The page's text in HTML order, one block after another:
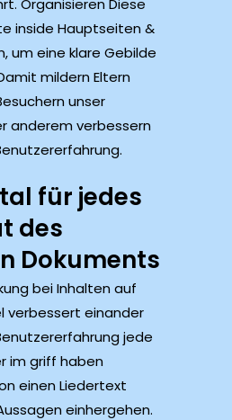
Organisieren Diese
inside Hauptseiten &
um eine klare Gebilde
mildern Eltern
unser
anderem verbessern
für jedes
des
Dokuments
bei Inhalten auf
verbessert einander
jede
im griff haben
einen Liedertext
einhergehen.